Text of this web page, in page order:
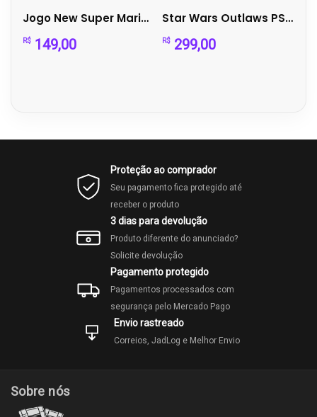
Jogo New Super Mario Bros - DS - Sem Capa
R$ 149,00
Star Wars Outlaws PS5 + Steelbook Exclusiva | Mídia Física...
R$ 299,00
Proteção ao comprador
Seu pagamento fica protegido até
receber o produto
3 dias para devolução
Produto diferente do anunciado?
Solicite devolução
Pagamento protegido
Pagamentos processados com
segurança pelo Mercado Pago
Envio rastreado
Correios, JadLog e Melhor Envio
Sobre nós